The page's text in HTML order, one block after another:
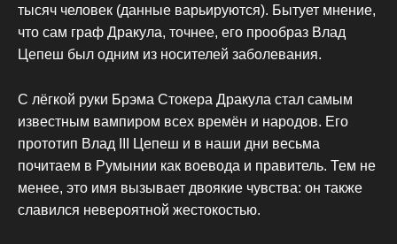
тысяч человек (данные варьируются). Бытует мнение,
что сам граф Дракула, точнее, его прообраз Влад
Цепеш был одним из носителей заболевания.
С лёгкой руки Брэма Стокера Дракула стал самым
известным вампиром всех времён и народов. Его
прототип Влад ІІІ Цепеш и в наши дни весьма
почитаем в Румынии как воевода и правитель. Тем не
менее, это имя вызывает двоякие чувства: он также
славился невероятной жестокостью.